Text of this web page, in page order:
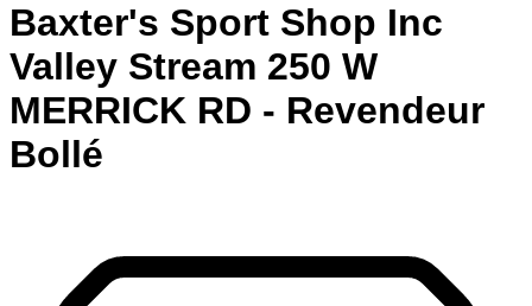
Baxter's Sport Shop Inc
Valley Stream 250 W
MERRICK RD - Revendeur
Bollé